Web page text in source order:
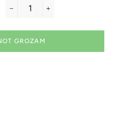
GROZAM